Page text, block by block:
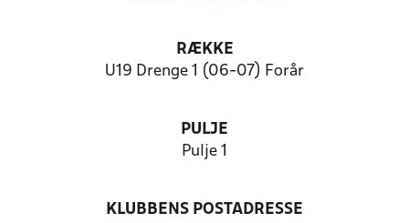
RÆKKE
U19 Drenge 1 (06-07) Forår
PULJE
Pulje 1
KLUBBENS POSTADRESSE